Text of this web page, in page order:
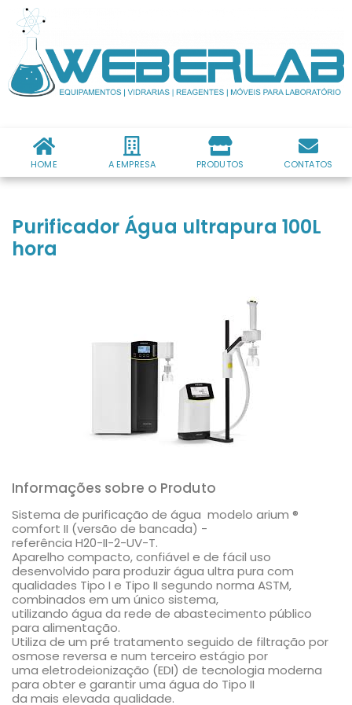
HOME A EMPRESA PRODUTOS CONTATOS
Purificador Água ultrapura 100L
hora
Informações sobre o Produto
Sistema de purificação de água modelo arium ®
comfort II (versão de bancada) -
referência H20-II-2-UV-T.
Aparelho compacto, confiável e de fácil uso
desenvolvido para produzir água ultra pura com
qualidades Tipo I e Tipo II segundo norma ASTM,
combinados em um único sistema,
utilizando água da rede de abastecimento público
para alimentação.
Utiliza de um pré tratamento seguido de filtração por
osmose reversa e num terceiro estágio por
uma eletrodeionização (EDI) de tecnologia moderna
para obter e garantir uma água do Tipo II
da mais elevada qualidade.